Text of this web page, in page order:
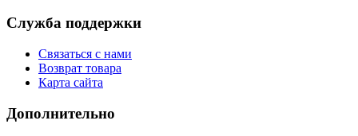
Служба поддержки
Связаться с нами
Возврат товара
Карта сайта
Дополнительно